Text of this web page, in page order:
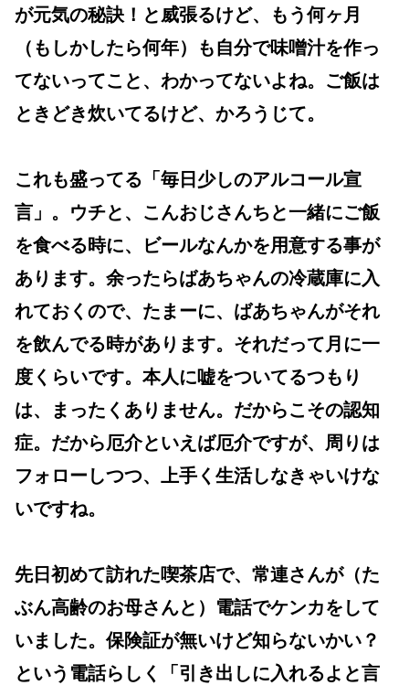
が元気の秘訣！と威張るけど、もう何ヶ月
（もしかしたら何年）も自分で味噌汁を作っ
てないってこと、わかってないよね。ご飯は
ときどき炊いてるけど、かろうじて。
これも盛ってる「毎日少しのアルコール宣
言」。ウチと、こんおじさんちと一緒にご飯
を食べる時に、ビールなんかを用意する事が
あります。余ったらばあちゃんの冷蔵庫に入
れておくので、たまーに、ばあちゃんがそれ
を飲んでる時があります。それだって月に一
度くらいです。本人に嘘をついてるつもり
は、まったくありません。だからこその認知
症。だから厄介といえば厄介ですが、周りは
フォローしつつ、上手く生活しなきゃいけな
いですね。
先日初めて訪れた喫茶店で、常連さんが（た
ぶん高齢のお母さんと）電話でケンカをして
いました。保険証が無いけど知らないかい？
という電話らしく「引き出しに入れるよと言